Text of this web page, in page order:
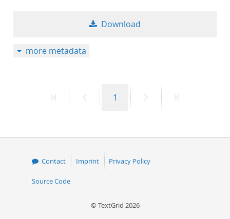
Download
more metadata
PreviousPage
1
Contact Imprint Privacy Policy
Source Code
© TextGrid 2026